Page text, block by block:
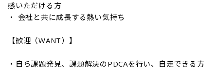
感いただける方
・ 会社と共に成長する熱い気持ち
【歓迎（WANT）】
・自ら課題発見、課題解決のPDCAを行い、自走できる方